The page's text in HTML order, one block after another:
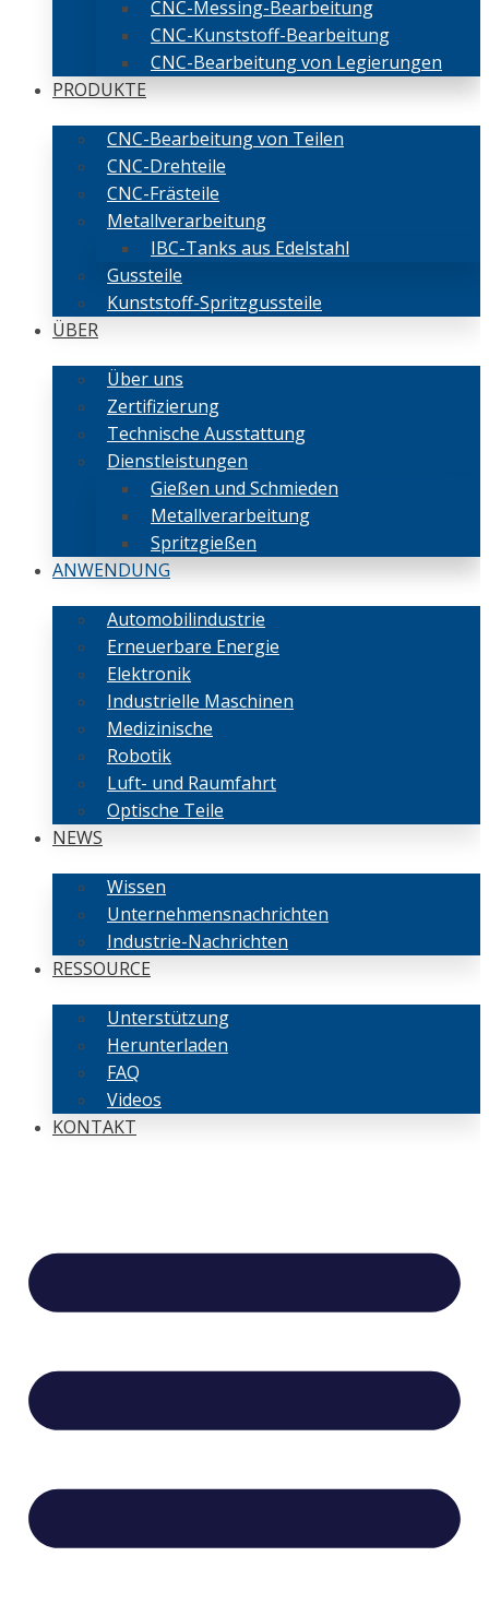
CNC-Messing-Bearbeitung
CNC-Kunststoff-Bearbeitung
CNC-Bearbeitung von Legierungen
PRODUKTE
CNC-Bearbeitung von Teilen
CNC-Drehteile
CNC-Frästeile
Metallverarbeitung
IBC-Tanks aus Edelstahl
Gussteile
Kunststoff-Spritzgussteile
ÜBER
Über uns
Zertifizierung
Technische Ausstattung
Dienstleistungen
Gießen und Schmieden
Metallverarbeitung
Spritzgießen
ANWENDUNG
Automobilindustrie
Erneuerbare Energie
Elektronik
Industrielle Maschinen
Medizinische
Robotik
Luft- und Raumfahrt
Optische Teile
NEWS
Wissen
Unternehmensnachrichten
Industrie-Nachrichten
RESSOURCE
Unterstützung
Herunterladen
FAQ
Videos
KONTAKT